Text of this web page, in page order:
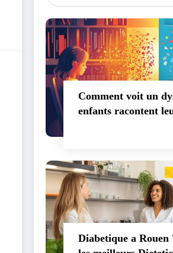
Comment voit un
enfants racontent
Diabetique a Rouen